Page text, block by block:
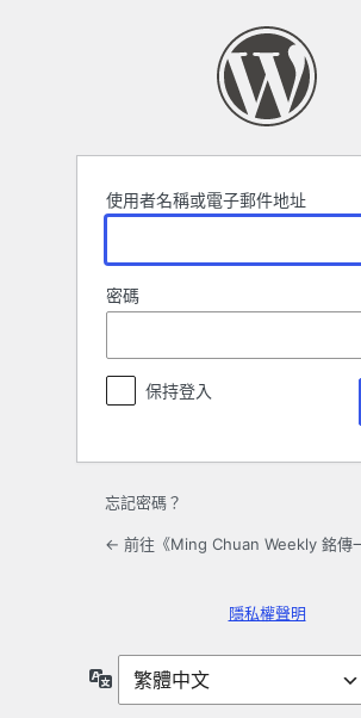
使用者名稱或電子郵件地址
密碼
保持登入
忘記密碼？
← 前往《Ming Chuan Weekly 銘傳
隱私權聲明
言